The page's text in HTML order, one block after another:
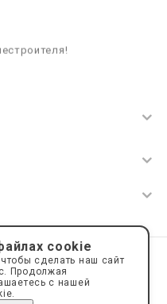
АкваРос
sale@a-ros.ru
данных
cookie
сделать наш сайт
Продолжая
с нашей